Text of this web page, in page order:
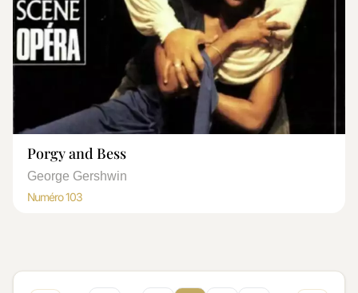
Porgy and Bess
George Gershwin
Numéro 103